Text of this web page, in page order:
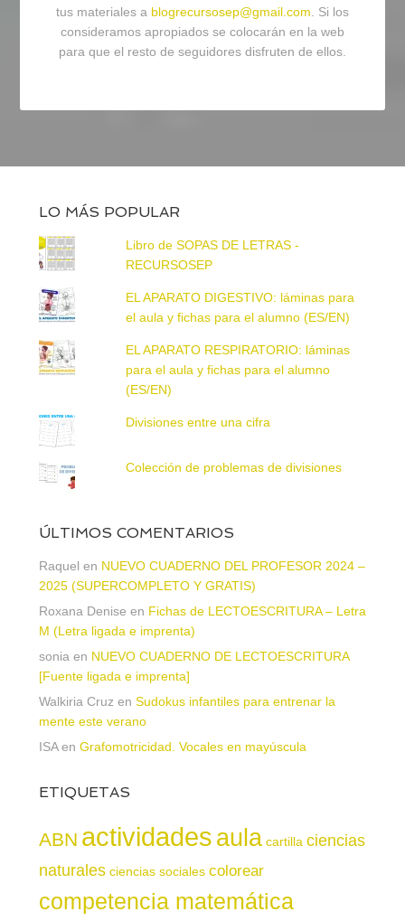
tus materiales a blogrecursosep@gmail.com . Si los
consideramos apropiados se colocarán en la web
para que el resto de seguidores disfruten de ellos.
LO MÁS POPULAR
Libro de SOPAS DE LETRAS -
RECURSOSEP
EL APARATO DIGESTIVO: láminas para
el aula y fichas para el alumno (ES/EN)
EL APARATO RESPIRATORIO: láminas
para el aula y fichas para el alumno
(ES/EN)
Divisiones entre una cifra
Colección de problemas de divisiones
ÚLTIMOS COMENTARIOS
Raquel en NUEVO CUADERNO DEL PROFESOR 2024 –
2025 (SUPERCOMPLETO Y GRATIS)
Roxana Denise en Fichas de LECTOESCRITURA – Letra
M (Letra ligada e imprenta)
sonia en NUEVO CUADERNO DE LECTOESCRITURA
[Fuente ligada e imprenta]
Walkiria Cruz en Sudokus infantiles para entrenar la
mente este verano
ISAen Grafomotricidad. Vocales en mayúscula
ETIQUETAS
ABN actividadesaula cartilla ciencias
naturales ciencias sociales colorear
competencia matemática